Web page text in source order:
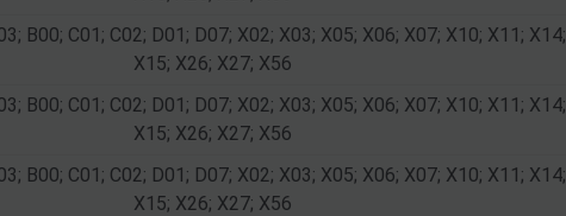
B00; C01; C02; D01; D07; X02; X03; X05; X06; X07; X10; X11; X14;
X15; X26; X27; X56
B00; C01; C02; D01; D07; X02; X03; X05; X06; X07; X10; X11; X14;
X15; X26; X27; X56
B00; C01; C02; D01; D07; X02; X03; X05; X06; X07; X10; X11; X14;
X15; X26; X27; X56